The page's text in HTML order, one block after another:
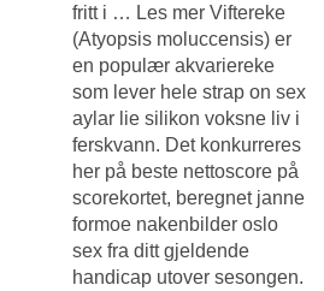
fritt i … Les mer Viftereke
(Atyopsis moluccensis) er
en populær akvariereke
som lever hele strap on sex
aylar lie silikon voksne liv i
ferskvann. Det konkurreres
her på beste nettoscore på
scorekortet, beregnet janne
formoe nakenbilder oslo
sex fra ditt gjeldende
handicap utover sesongen.